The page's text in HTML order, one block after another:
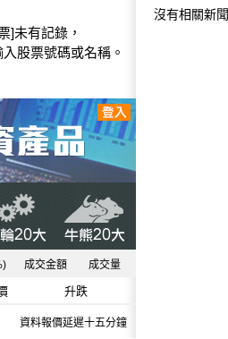
]未有記錄，
股票號碼或名稱。
成交金額 成交量
升跌
資料報價延遲十五分鐘
沒有相關新聞